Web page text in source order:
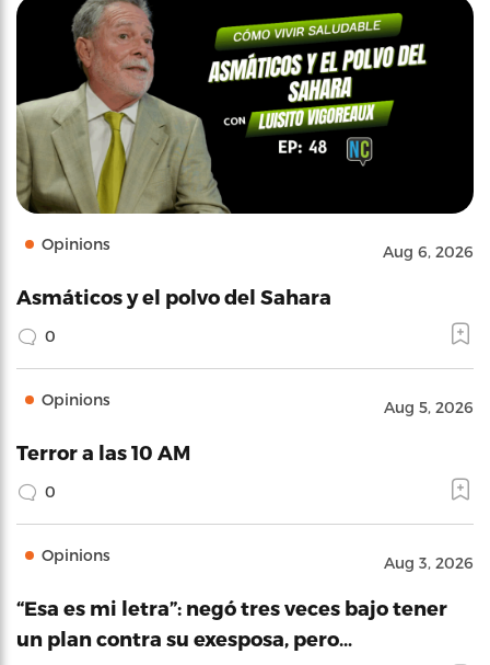
Opinions Aug 6, 2026
Asmáticos y el polvo del Sahara
0
Opinions Aug 5, 2026
Terror a las 10 AM
0
Opinions Aug 3, 2026
“Esa es mi letra”: negó tres veces bajo tener
un plan contra su exesposa, pero…